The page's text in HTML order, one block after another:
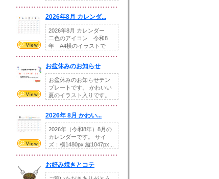
2026年8月 カレンダ...
2026年8月 カレンダー
二色のアイコン 令和8
年 A4横のイラストで
お盆休みのお知らせ
お盆休みのお知らせテン
プレートです。 かわいい
夏のイラスト入りです。
2026年 8月 かわい...
2026年（令和8年）8月の
カレンダーです。 サイ
ズ：横1480px 縦1047px...
お好み焼きとコテ